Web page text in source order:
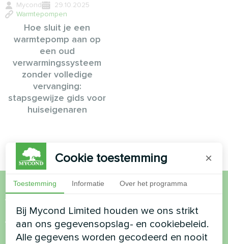
Mycond
29.10.2025
Warmtepompen
Hoe sluit je een
warmtepomp aan op
een oud
verwarmingssysteem
zonder volledige
vervanging:
stapsgewijze gids voor
huiseigenaren
Wil je kopen of heb je
vragen?
Cookie toestemming ×
Toestemming Informatie Over het programma
Bij Mycond Limited houden we ons strikt
aan ons gegevensopslag- en cookiebeleid.
Alle gegevens worden gecodeerd en nooit